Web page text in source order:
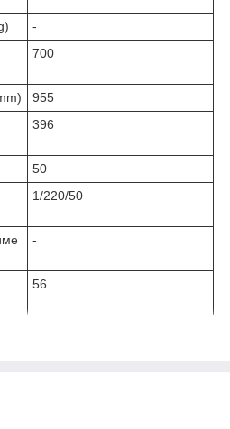
-
700
955
396
50
1/220/50
-
56